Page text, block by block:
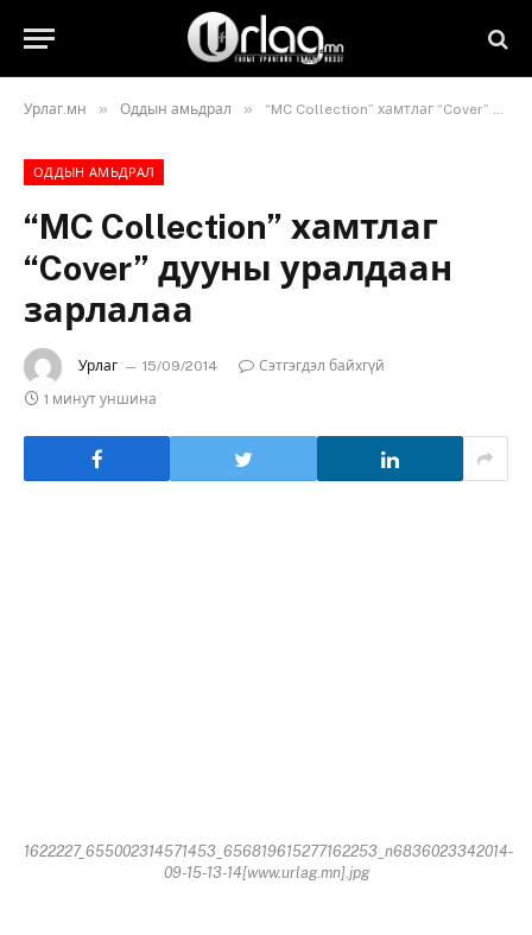
Урлаг.мн » Оддын амьдрал » “MC Collection” хамтлаг “Cover” дууны уралдаан зарлалаа
ОДДЫН АМЬДРАЛ
“MC Collection” хамтлаг
“Cover” дууны уралдаан
зарлалаа
Урлаг 15/09/2014
Сэтгэгдэл байхгүй
1 минут уншина
1622227_655002314571453_656819615277162253_n6836023342014-
09-15-13-14[www.urlag.mn].jpg